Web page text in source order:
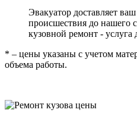
Эвакуатор доставляет
происшествия до нашего
кузовной ремонт - услуга
* – цены указаны с учетом
объема работы.